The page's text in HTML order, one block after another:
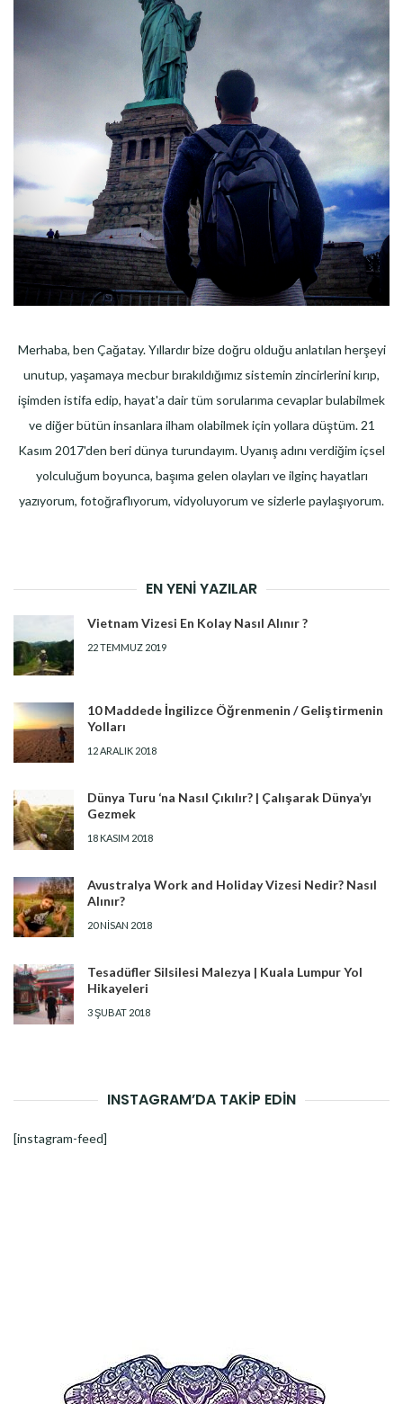
Merhaba, ben Çağatay. Yıllardır bize doğru olduğu anlatılan herşeyi
unutup, yaşamaya mecbur bırakıldığımız sistemin zincirlerini kırıp,
işimden istifa edip, hayat'a dair tüm sorularıma cevaplar bulabilmek
ve diğer bütün insanlara ilham olabilmek için yollara düştüm. 21
Kasım 2017'den beri dünya turundayım. Uyanış adını verdiğim içsel
yolculuğum boyunca, başıma gelen olayları ve ilginç hayatları
yazıyorum, fotoğraflıyorum, vidyoluyorum ve sizlerle paylaşıyorum.
EN YENI YAZILAR
Vietnam Vizesi En Kolay Nasıl Alınır ?
22 TEMMUZ 2019
10 Maddede İngilizce Öğrenmenin / Geliştirmenin
Yolları
12 ARALIK 2018
Dünya Turu ‘na Nasıl Çıkılır? | Çalışarak Dünya’yı
Gezmek
18 KASIM 2018
Avustralya Work and Holiday Vizesi Nedir? Nasıl
Alınır?
20 NISAN 2018
Tesadüfler Silsilesi Malezya | Kuala Lumpur Yol
Hikayeleri
3 ŞUBAT 2018
INSTAGRAM’DA TAKİP EDİN
[instagram-feed]